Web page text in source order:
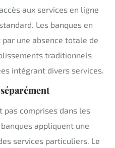
aux services en ligne
Les banques en
une absence totale de
traditionnels
intégrant divers services.
pas comprises dans les
appliquent une
services particuliers. Le